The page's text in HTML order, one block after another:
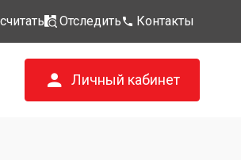
Отследить Контакты
Личный кабинет